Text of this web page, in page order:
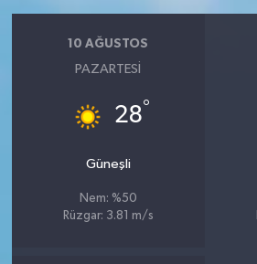
10 AĞUSTOS
PAZARTESI
28°
Güneşli
Nem: %50
Rüzgar: 3.81 m/s